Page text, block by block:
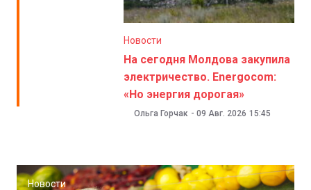
Новости
На сегодня Молдова закупила
электричество. Energocom:
«Но энергия дорогая»
Ольга Горчак - 09 Авг. 2026 15:45
Новости